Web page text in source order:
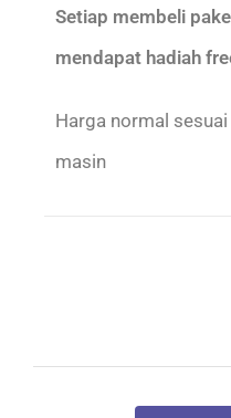
Setiap membeli
mendapat hadiah
Harga normal
masin